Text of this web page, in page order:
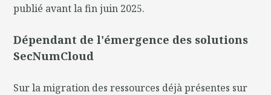
publié avant la fin juin 2025.
Dépendant de l'émergence des solutions
SecNumCloud
Sur la migration des ressources déjà présentes sur